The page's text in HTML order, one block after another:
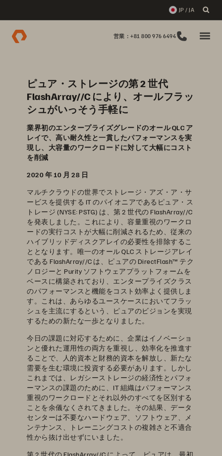
JP / JA
営業：+81 800 976 6494
ピュア・ストレージの第 2 世代
FlashArray//C により、オールフラッ
シュがいっそう手軽に
業界初のエンタープライズグレードのオール QLC ア
レイで、高い耐久性と一貫したパフォーマンスを実
現し、大容量のワークロードに対して大幅にコスト
を削減
2020 年 10 月 28 日
マルチクラウドの世界でストレージ・アズ・ア・サ
ービスを提供する IT のパイオニアであるピュア・ス
トレージ (NYSE: PSTG) は、第 2 世代の FlashArray//C
を発表しました。これにより、容量重視のワークロ
ードの実行コストが大幅に削減されるため、従来の
ハイブリッドディスクアレイの必要性を排除するこ
ととなります。唯一のオール QLC ストレージアレイ
である FlashArray//C は、ピュアの DirectFlash™ テク
ノロジーと Purity ソフトウェアプラットフォームを
ベースに構築されており、エンタープライズクラス
のパフォーマンスと機能をコスト効率よく提供しま
す。これは、あらゆるユースケースにおいてフラッ
シュを主流にするという、ピュアのビジョンを実現
するための新たな一歩となりました。
今日の課題に対応するために、企業はイノベーショ
ンと優れた運用性の両方を重視し、効率化を推進す
ることで、人的資本と財務的資本を解放し、新たな
需要を生む環境に投資する必要があります。しかし
これまでは、レガシーストレージの経済性とパフォ
ーマンスの課題のために、IT 組織はパフォーマンス
重視のワークロードとそれ以外のすべてを区別する
ことを余儀なくされてきました。その結果、データ
センターは不要なハードウェア、ソフトウェア、メ
ンテナンス、トレーニングコストの複雑さと不適合
性から抜け出せずにいました。
第 2 世代の FlashArray//C によって、ピュアは、最初